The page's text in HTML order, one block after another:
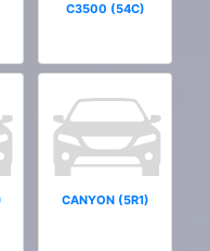
C3500 (54C)
CANYON (5R1)